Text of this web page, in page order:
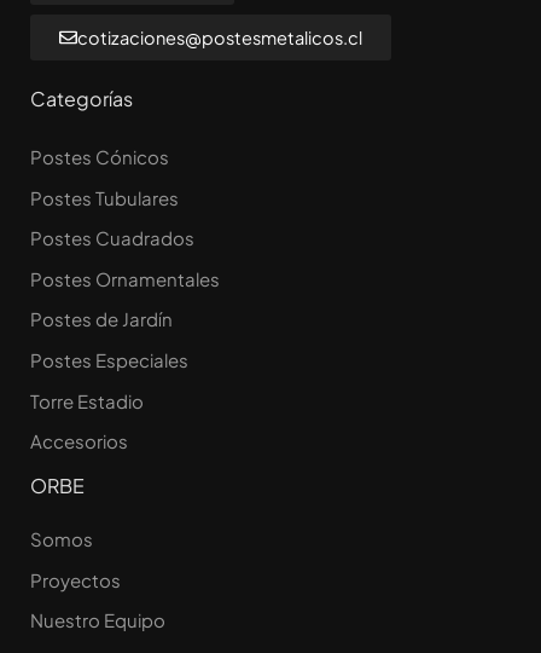
cotizaciones@postesmetalicos.cl
Categorías
Postes Cónicos
Postes Tubulares
Postes Cuadrados
Postes Ornamentales
Postes de Jardín
Postes Especiales
Torre Estadio
Accesorios
ORBE
Somos
Proyectos
Nuestro Equipo